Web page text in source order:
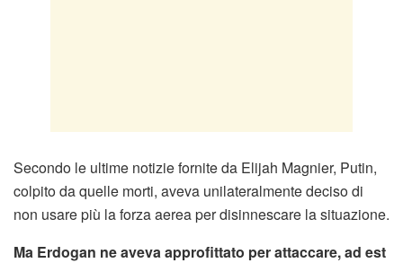
Secondo le ultime notizie fornite da Elijah Magnier, Putin,
colpito da quelle morti, aveva unilateralmente deciso di
non usare più la forza aerea per disinnescare la situazione.
Ma Erdogan ne aveva approfittato per attaccare, ad est